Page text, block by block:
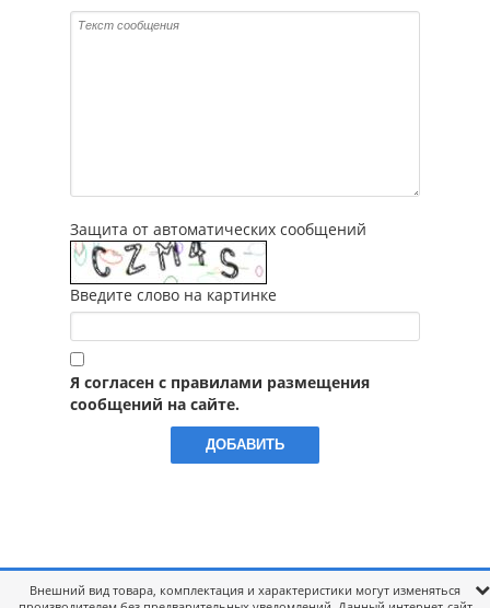
Защита от автоматических сообщений
Введите слово на картинке
Я согласен с правилами размещения
сообщений на сайте.
Внешний вид товара, комплектация и характеристики могут изменяться